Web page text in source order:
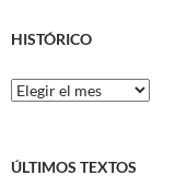
HISTÓRICO
Histórico
ÚLTIMOS TEXTOS